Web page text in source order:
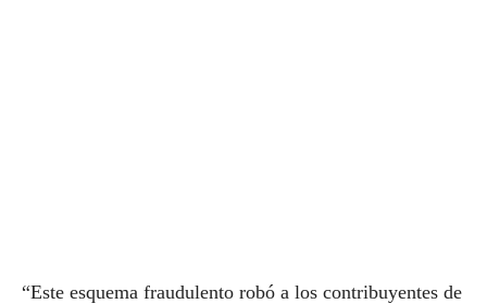
“Este esquema fraudulento robó a los contribuyentes de